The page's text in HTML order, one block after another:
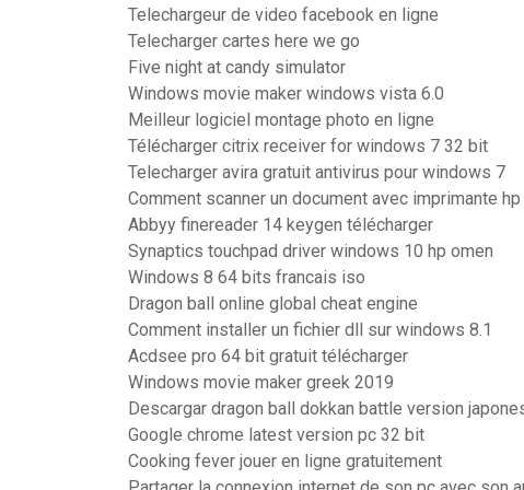
Telechargeur de video facebook en ligne
Telecharger cartes here we go
Five night at candy simulator
Windows movie maker windows vista 6.0
Meilleur logiciel montage photo en ligne
Télécharger citrix receiver for windows 7 32 bit
Telecharger avira gratuit antivirus pour windows 7
Comment scanner un document avec imprimante hp
Abbyy finereader 14 keygen télécharger
Synaptics touchpad driver windows 10 hp omen
Windows 8 64 bits francais iso
Dragon ball online global cheat engine
Comment installer un fichier dll sur windows 8.1
Acdsee pro 64 bit gratuit télécharger
Windows movie maker greek 2019
Descargar dragon ball dokkan battle version
Google chrome latest version pc 32 bit
Cooking fever jouer en ligne gratuitement